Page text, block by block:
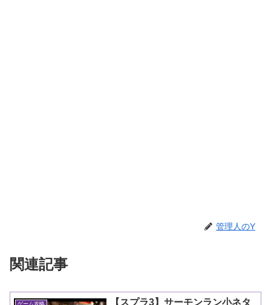
管理人のY
関連記事
ゲーム攻略 【スプラ3】サーモンラン小ネタ